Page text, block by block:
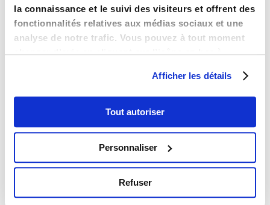
la connaissance et le suivi des visiteurs et offrent des
fonctionnalités relatives aux médias sociaux et une
analyse de notre trafic. Vous pouvez à tout moment
changer d’avis en cliquant sur l’icône en bas à
Afficher les détails
Tout autoriser
Personnaliser
Refuser
Vous devez également déterminer le budget consacré à
votre investissement Pinel en fonction de votre capacité
d’épargne, d’emprunt et de remboursement, ainsi que votre
renoncer si cette dépense représente trop de sacrifices
Là-encore, n’hésitez pas à solliciter des professionnels de
l’immobilier locatif : ils vous conseilleront sur la pérennité
de votre projet d’investissement immobilier et vous
suggéreront diverses astuces pour optimiser l’opération :
contracter un crédit in fine plutôt qu’un crédit amortissable,